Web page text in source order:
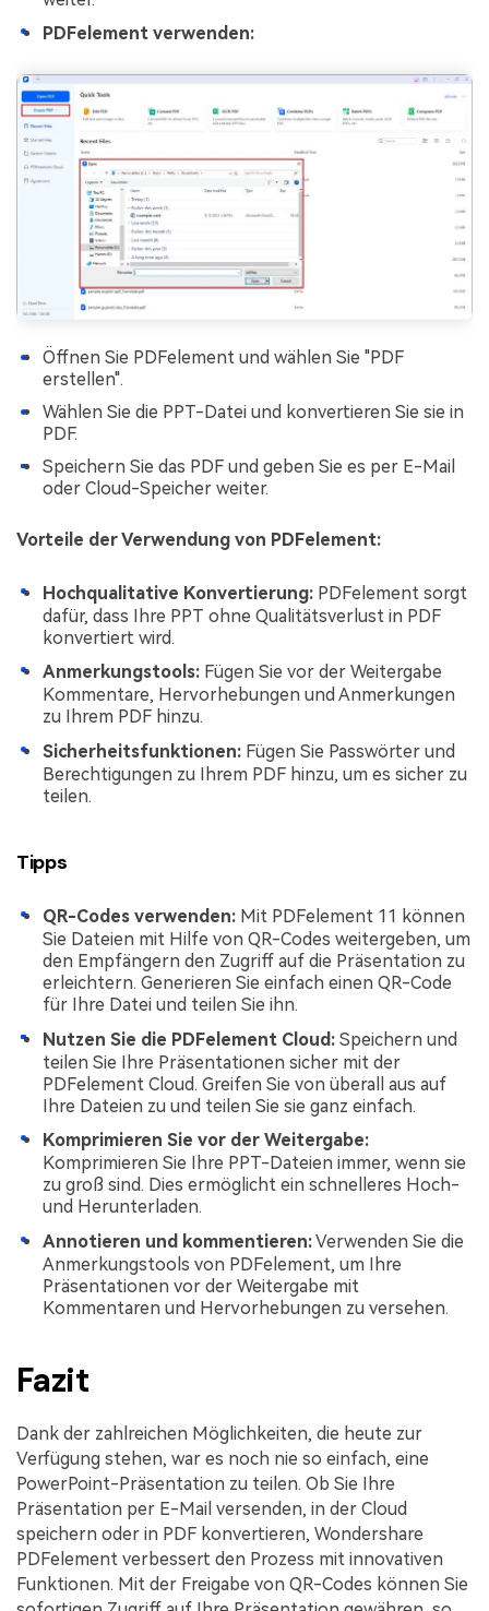
PDFelement verwenden:
Öffnen Sie PDFelement und wählen Sie "PDF
erstellen".
Wählen Sie die PPT-Datei und konvertieren Sie sie in
PDF.
Speichern Sie das PDF und geben Sie es per E-Mail
oder Cloud-Speicher weiter.
Vorteile der Verwendung von PDFelement:
Hochqualitative Konvertierung: PDFelement sorgt
dafür, dass Ihre PPT ohne Qualitätsverlust in PDF
konvertiert wird.
Anmerkungstools: Fügen Sie vor der Weitergabe
Kommentare, Hervorhebungen und Anmerkungen
zu Ihrem PDF hinzu.
Sicherheitsfunktionen: Fügen Sie Passwörter und
Berechtigungen zu Ihrem PDF hinzu, um es sicher zu
teilen.
Tipps
QR-Codes verwenden: Mit PDFelement 11 können
Sie Dateien mit Hilfe von QR-Codes weitergeben, um
den Empfängern den Zugriff auf die Präsentation zu
erleichtern. Generieren Sie einfach einen QR-Code
für Ihre Datei und teilen Sie ihn.
Nutzen Sie die PDFelement Cloud: Speichern und
teilen Sie Ihre Präsentationen sicher mit der
PDFelement Cloud. Greifen Sie von überall aus auf
Ihre Dateien zu und teilen Sie sie ganz einfach.
Komprimieren Sie vor der Weitergabe:
Komprimieren Sie Ihre PPT-Dateien immer, wenn sie
zu groß sind. Dies ermöglicht ein schnelleres Hoch-
und Herunterladen.
Annotieren und kommentieren:Verwenden Sie die
Anmerkungstools von PDFelement, um Ihre
Präsentationen vor der Weitergabe mit
Kommentaren und Hervorhebungen zu versehen.
Fazit
Dank der zahlreichen Möglichkeiten, die heute zur
Verfügung stehen, war es noch nie so einfach, eine
PowerPoint-Präsentation zu teilen. Ob Sie Ihre
Präsentation per E-Mail versenden, in der Cloud
speichern oder in PDF konvertieren, Wondershare
PDFelement verbessert den Prozess mit innovativen
Funktionen. Mit der Freigabe von QR-Codes können Sie